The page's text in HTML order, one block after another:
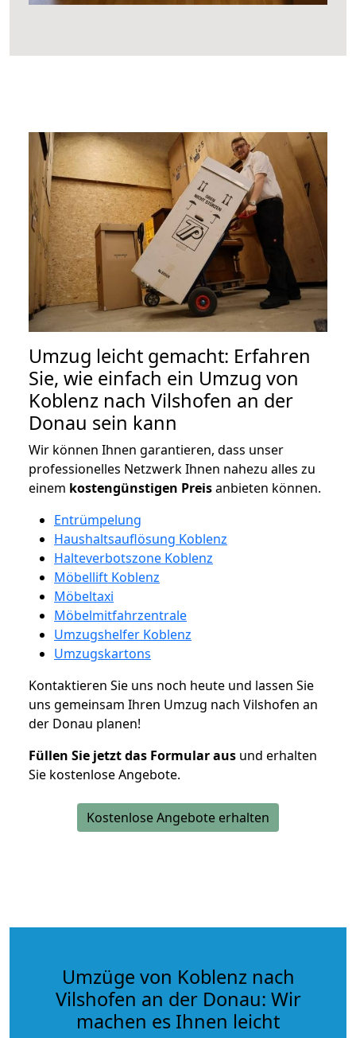
Umzug leicht gemacht: Erfahren
Sie, wie einfach ein Umzug von
Koblenz nach Vilshofen an der
Donau sein kann
Wir können Ihnen garantieren, dass unser
professionelles Netzwerk Ihnen nahezu alles zu
einem kostengünstigen Preisanbieten können.
Entrümpelung
Haushaltsauflösung Koblenz
Halteverbotszone Koblenz
Möbellift Koblenz
Möbeltaxi
Möbelmitfahrzentrale
Umzugshelfer Koblenz
Umzugskartons
Kontaktieren Sie uns noch heute und lassen Sie
uns gemeinsam Ihren Umzug nach Vilshofen an
der Donau planen!
Füllen Sie jetzt das Formular aus und erhalten
Sie kostenlose Angebote.
Kostenlose Angebote erhalten
Umzüge von Koblenz nach
Vilshofen an der Donau: Wir
machen es Ihnen leicht